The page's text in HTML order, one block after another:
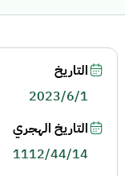
التاريخ
2023/6/1
التاريخ الهجري
1112/44/14